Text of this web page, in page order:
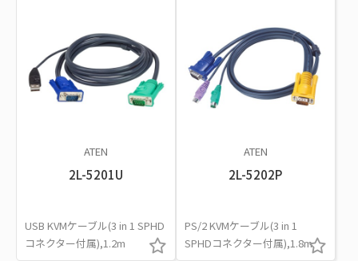
ATEN
2L-5201U
USB KVMケーブル(3 in 1 SPHD
コネクター付属),1.2m
ATEN
2L-5202P
PS/2 KVMケーブル(3 in 1
SPHDコネクター付属),1.8m